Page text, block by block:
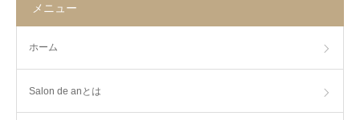
メニュー
ホーム
Salon de anとは